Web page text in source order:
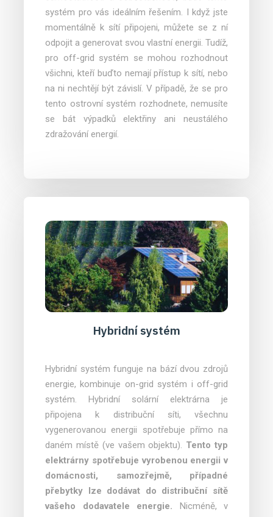
systém pro vás ideálním řešením. I když jste
momentálně k sítí připojeni, můžete se z ní
odpojit a generovat svou vlastní energii. Tudíž,
pro off-grid systém se mohou rozhodnout
všichni, kteří buďto nemají přístup k sítí, nebo
na ni nechtějí být závislí. V případě, že se pro
tento ostrovní systém rozhodnete, nemusíte
se bát výpadků elektřiny ani neustálého
zdražování energií.
Hybridní systém
Hybridní systém funguje na bází dvou zdrojů
energie, kombinuje on-grid systém i off-grid
systém. Hybridní solární elektrárna je
připojena k distribuční síti, všechnu
vygenerovanou energii spotřebuje přímo na
daném místě (ve vašem objektu). Tento typ
elektrárny spotřebuje vyrobenou energii v
domácnosti, samozřejmě, případné
přebytky lze dodávat do distribuční sítě
vašeho dodavatele energie. Nicméně, v